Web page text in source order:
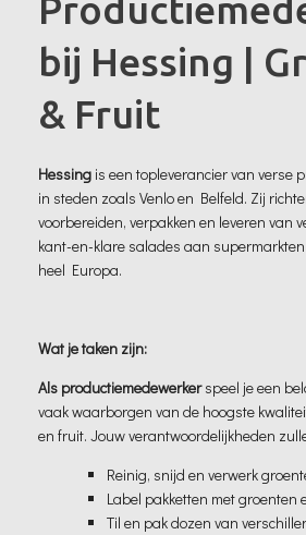
bij Hessing |
& Fruit
Hessing is een topleverancier van verse
in steden zoals Venlo en Belfeld. Zij
voorbereiden, verpakken en leveren van
kant-en-klare salades aan
heel Europa.
Wat je taken zijn:
Als productiemedewerkerspeel je een
vaak waarborgen van de hoogste
en fruit. Jouw verantwoordelijkheden
Reinig, snijd en verwerk
Label pakketten met groenten
Til en pak dozen van